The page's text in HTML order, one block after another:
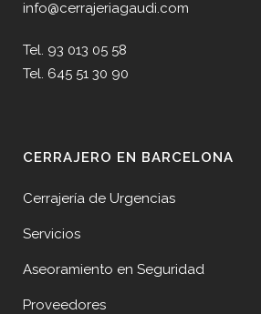
info@cerrajeriagaudi.com
Tel. 93 013 05 58
Tel. 645 51 30 90
CERRAJERO EN BARCELONA
Cerrajería de Urgencias
Servicios
Aseoramiento en Seguridad
Proveedores